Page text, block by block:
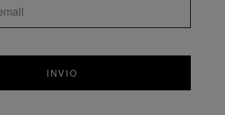
INVIO